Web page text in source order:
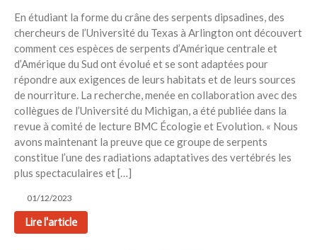
En étudiant la forme du crâne des serpents dipsadines, des
chercheurs de l’Université du Texas à Arlington ont découvert
comment ces espèces de serpents d’Amérique centrale et
d’Amérique du Sud ont évolué et se sont adaptées pour
répondre aux exigences de leurs habitats et de leurs sources
de nourriture. La recherche, menée en collaboration avec des
collègues de l’Université du Michigan, a été publiée dans la
revue à comité de lecture BMC Écologie et Evolution. « Nous
avons maintenant la preuve que ce groupe de serpents
constitue l’une des radiations adaptatives des vertébrés les
plus spectaculaires et […]
01/12/2023
Lire l'article